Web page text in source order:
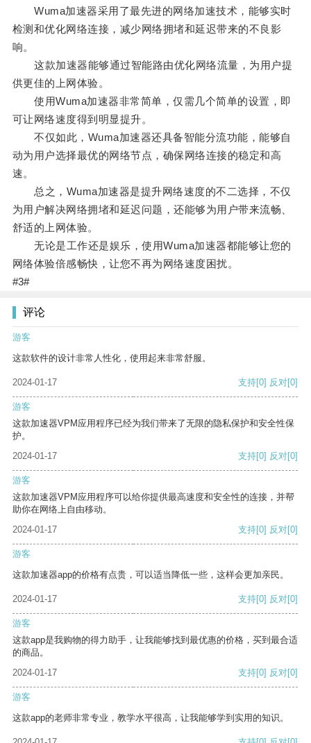
Wuma加速器采用了最先进的网络加速技术，能够实时
检测和优化网络连接，减少网络拥堵和延迟带来的不良影
响。
这款加速器能够通过智能路由优化网络流量，为用户提
供更佳的上网体验。
使用Wuma加速器非常简单，仅需几个简单的设置，即
可让网络速度得到明显提升。
不仅如此，Wuma加速器还具备智能分流功能，能够自
动为用户选择最优的网络节点，确保网络连接的稳定和高
速。
总之，Wuma加速器是提升网络速度的不二选择，不仅
为用户解决网络拥堵和延迟问题，还能够为用户带来流畅、
舒适的上网体验。
无论是工作还是娱乐，使用Wuma加速器都能够让您的
网络体验倍感畅快，让您不再为网络速度困扰。
#3#
评论
游客
这款软件的设计非常人性化，使用起来非常舒服。
2024-01-17 支持[0] 反对[0]
游客
这款加速器VPM应用程序已经为我们带来了无限的隐私保护和安全性保
护。
2024-01-17
支持[0] 反对[0]
游客
这款加速器VPM应用程序可以给你提供最高速度和安全性的连接，并帮
助你在网络上自由移动。
2024-01-17
支持[0] 反对[0]
游客
这款加速器app的价格有点贵，可以适当降低一些，这样会更加亲民。
2024-01-17 支持[0] 反对[0]
游客
这款app是我购物的得力助手，让我能够找到最优惠的价格，买到最合适
的商品。
2024-01-17
支持[0] 反对[0]
游客
这款app的老师非常专业，教学水平很高，让我能够学到实用的知识。